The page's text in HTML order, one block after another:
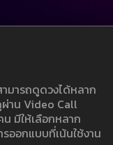
มารถดูดวงได้หลาก
าน Video Call
มีให้เลือกหลาก
ออกแบบที่เน้นใช้งาน